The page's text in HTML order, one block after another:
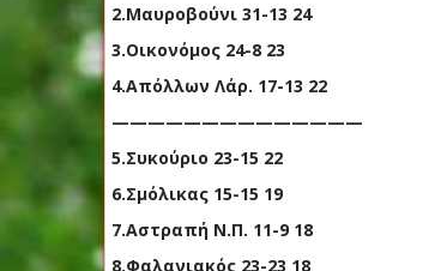
2.Μαυροβούνι 31-13 24
3.Οικονόμος 24-8 23
4.Απόλλων Λάρ. 17-13 22
——————————————
5.Συκούριο 23-15 22
6.Σμόλικας 15-15 19
7.Αστραπή Ν.Π. 11-9 18
8.Φαλανιακός 23-23 18